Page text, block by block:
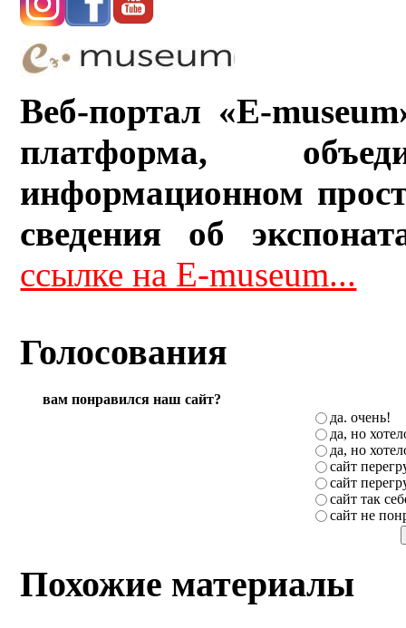
Веб-портал «E-
платформа,
информационном
сведения об
ссылке на E-museum...
Голосования
вам понравился наш сайт?
да. очень!
да, но
да, но
сайт
сайт
сайт так
сайт не
Похожие материалы